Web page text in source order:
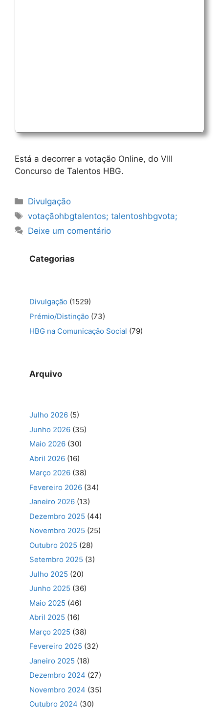
Está a decorrer a votação Online, do VIII
Concurso de Talentos HBG.
Categorias
Divulgação
Etiquetas
votaçãohbgtalentos; talentoshbgvota;
Deixe um comentário
Categorias
Divulgação (1529)
Prémio/Distinção (73)
HBG na Comunicação Social (79)
Arquivo
Julho 2026 (5)
Junho 2026 (35)
Maio 2026 (30)
Abril 2026 (16)
Março 2026 (38)
Fevereiro 2026 (34)
Janeiro 2026 (13)
Dezembro 2025 (44)
Novembro 2025 (25)
Outubro 2025 (28)
Setembro 2025 (3)
Julho 2025 (20)
Junho 2025 (36)
Maio 2025 (46)
Abril 2025 (16)
Março 2025 (38)
Fevereiro 2025 (32)
Janeiro 2025 (18)
Dezembro 2024 (27)
Novembro 2024 (35)
Outubro 2024 (30)